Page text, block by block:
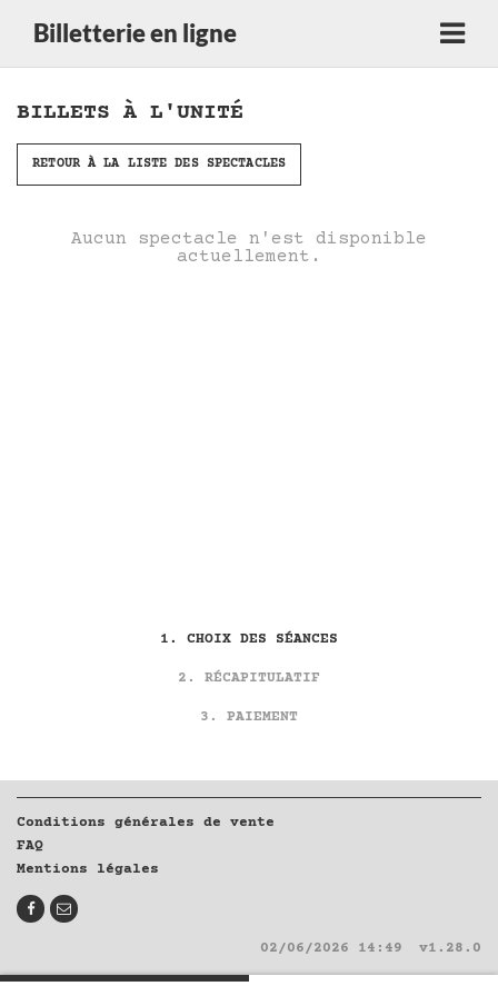
Billetterie en ligne
BILLETS À L'UNITÉ
RETOUR À LA LISTE DES SPECTACLES
Aucun spectacle n'est disponible
actuellement.
CHOIX DES SÉANCES
RÉCAPITULATIF
PAIEMENT
Conditions générales de vente
FAQ
Mentions légales
02/06/2026 14:49 v1.28.0